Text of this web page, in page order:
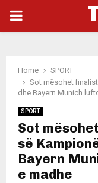
PRIMARY
Home
SPORT
Sot mësohet
dhe Bayern Munich
SPORT
Sot
së
Bayern
e madhe